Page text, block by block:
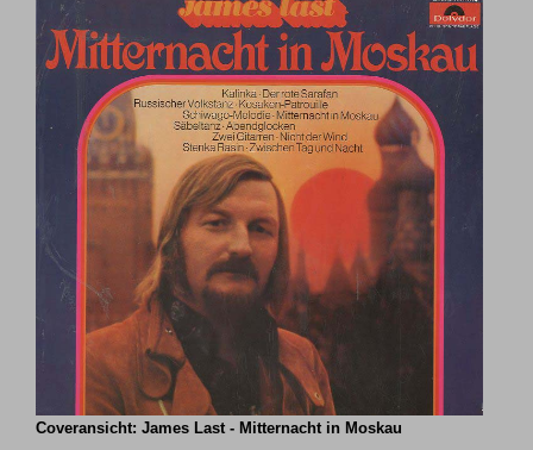
Coveransicht: James Last - Mitternacht in Moskau